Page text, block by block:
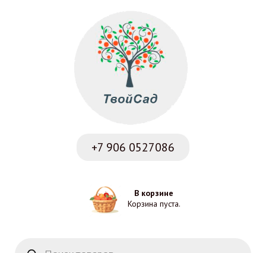
+7 906 0527086
В корзине
Корзина пуста.